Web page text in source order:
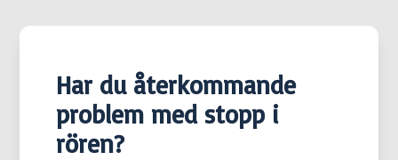
Har du återkommande
problem med stopp i
rören?